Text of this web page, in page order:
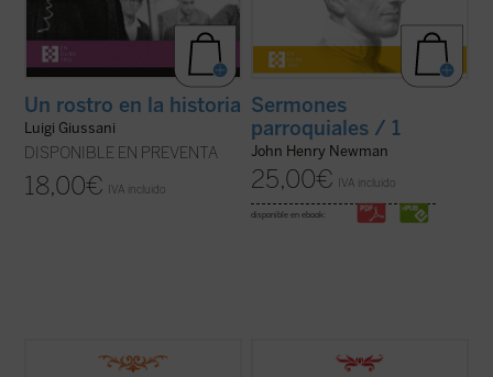
Un rostro en la historia
Luigi Giussani
DISPONIBLE EN PREVENTA
18,00€ IVA incluido
Sermones
parroquiales / 1
John Henry Newman
25,00€ IVA incluido
disponible en ebook:
En estos treinta y dos sermones, John
Henry Newman vuelve a poner de
En este tercer volumen de la serie de los
Sermones parroquiales
se incluyen